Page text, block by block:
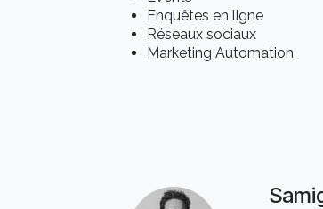
Enquêtes en ligne
Réseaux sociaux
Marketing Automation